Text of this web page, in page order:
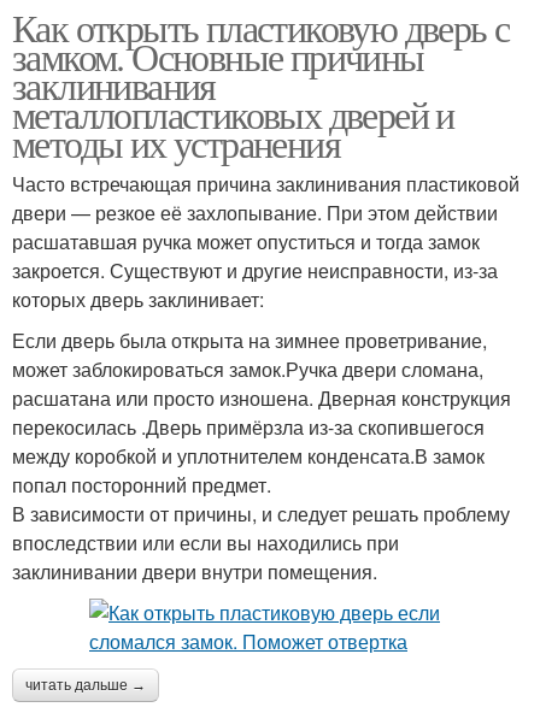
Как открыть пластиковую дверь с
замком. Основные причины
заклинивания
металлопластиковых дверей и
методы их устранения
Часто встречающая причина заклинивания пластиковой
двери — резкое её захлопывание. При этом действии
расшатавшая ручка может опуститься и тогда замок
закроется. Существуют и другие неисправности, из-за
которых дверь заклинивает:
Если дверь была открыта на зимнее проветривание,
может заблокироваться замок.Ручка двери сломана,
расшатана или просто изношена. Дверная конструкция
перекосилась .Дверь примёрзла из-за скопившегося
между коробкой и уплотнителем конденсата.В замок
попал посторонний предмет.
В зависимости от причины, и следует решать проблему
впоследствии или если вы находились при
заклинивании двери внутри помещения.
читать дальше →